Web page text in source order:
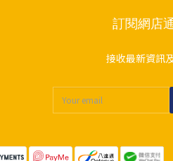
訂閱網店
接收最新資訊